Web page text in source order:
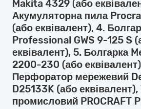
Makita 4329 (або
Акумуляторна пила
(або еквівалент), 4.
Professional GWS 9-125 S
еквівалент), 5. Болгарка
2200-230 (або
Перфоратор мережевий
D25133K (або
промисловий PROCRAFT